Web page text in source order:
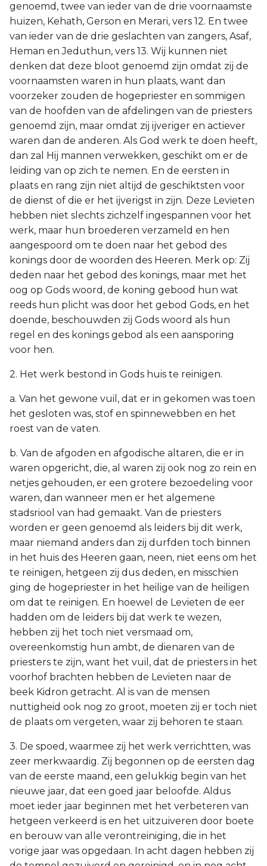
genoemd, twee van ieder van de drie voornaamste
huizen, Kehath, Gerson en Merari, vers 12. En twee
van ieder van de drie geslachten van zangers, Asaf,
Heman en Jeduthun, vers 13. Wij kunnen niet
denken dat deze bloot genoemd zijn omdat zij de
voornaamsten waren in hun plaats, want dan
voorzeker zouden de hogepriester en sommigen
van de hoofden van de afdelingen van de priesters
genoemd zijn, maar omdat zij ijveriger en actiever
waren dan de anderen. Als God werk te doen heeft,
dan zal Hij mannen verwekken, geschikt om er de
leiding van op zich te nemen. En de eersten in
plaats en rang zijn niet altijd de geschiktsten voor
de dienst of die er het ijverigst in zijn. Deze Levieten
hebben niet slechts zichzelf ingespannen voor het
werk, maar hun broederen verzameld en hen
aangespoord om te doen naar het gebod des
konings door de woorden des Heeren. Merk op: Zij
deden naar het gebod des konings, maar met het
oog op Gods woord, de koning gebood hun wat
reeds hun plicht was door het gebod Gods, en het
doende, beschouwden zij Gods woord als hun
regel en des konings gebod als een aansporing
voor hen.
2. Het werk bestond in Gods huis te reinigen.
a. Van het gewone vuil, dat er in gekomen was toen
het gesloten was, stof en spinnewebben en het
roest van de vaten.
b. Van de afgoden en afgodische altaren, die er in
waren opgericht, die, al waren zij ook nog zo rein en
netjes gehouden, er een grotere bezoedeling voor
waren, dan wanneer men er het algemene
stadsriool van had gemaakt. Van de priesters
worden er geen genoemd als leiders bij dit werk,
maar niemand anders dan zij durfden toch binnen
in het huis des Heeren gaan, neen, niet eens om het
te reinigen, hetgeen zij dus deden, en misschien
ging de hogepriester in het heilige van de heiligen
om dat te reinigen. En hoewel de Levieten de eer
hadden om de leiders bij dat werk te wezen,
hebben zij het toch niet versmaad om,
overeenkomstig hun ambt, de dienaren van de
priesters te zijn, want het vuil, dat de priesters in het
voorhof brachten hebben de Levieten naar de
beek Kidron getracht. Al is van de mensen
nuttigheid ook nog zo groot, moeten zij er toch niet
de plaats om vergeten, waar zij behoren te staan.
3. De spoed, waarmee zij het werk verrichtten, was
zeer merkwaardig. Zij begonnen op de eersten dag
van de eerste maand, een gelukkig begin van het
nieuwe jaar, dat een goed jaar beloofde. Aldus
moet ieder jaar beginnen met het verbeteren van
hetgeen verkeerd is en het uitzuiveren door boete
en berouw van alle verontreiniging, die in het
vorige jaar was opgedaan. In acht dagen hebben zij